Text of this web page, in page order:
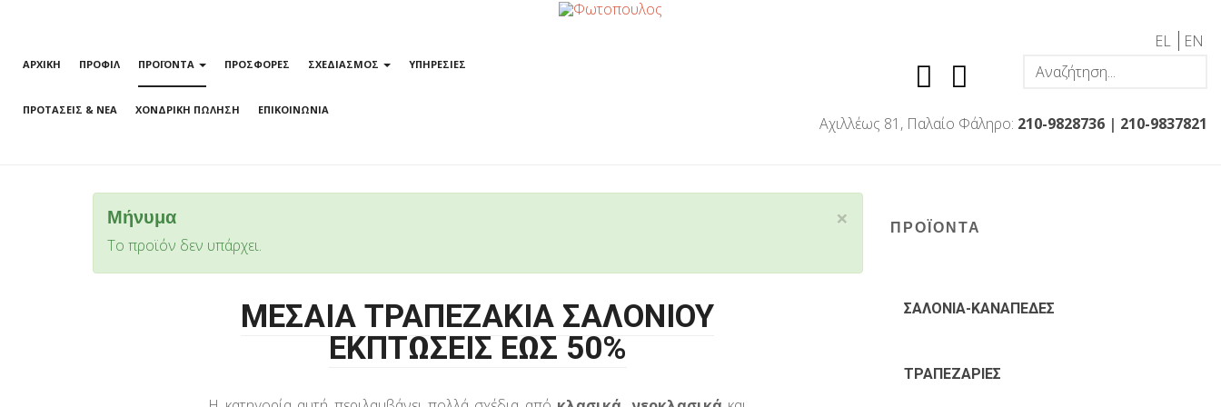
ΑΡΧΙΚΗ ΠΡΟΦΙΛ ΠΡΟΪΟΝΤΑ ΠΡΟΣΦΟΡΕΣ ΣΧΕΔΙΑΣΜΟΣ ΥΠΗΡΕΣΙΕΣ
ΠΡΟΤΑΣΕΙΣ & ΝΕΑ ΧΟΝΔΡΙΚΗ ΠΩΛΗΣΗ ΕΠΙΚΟΙΝΩΝΙΑ
EL EN
Αχιλλέως 81, Παλαίο Φάληρο: 210-9828736 | 210-9837821
×
Μήνυμα
Το προϊόν δεν υπάρχει.
ΜΕΣΑΙΑ ΤΡΑΠΕΖΑΚΙΑ ΣΑΛΟΝΙΟΥ
ΕΚΠΤΩΣΕΙΣ ΕΩΣ 50%
ΠΡΟΪΟΝΤΑ
ΣΑΛΟΝΙΑ-ΚΑΝΑΠΕΔΕΣ
ΤΡΑΠΕΖΑΡΙΕΣ